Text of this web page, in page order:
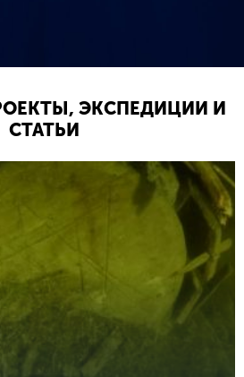
ЭКСПЕДИЦИИ И
СТАТЬИ